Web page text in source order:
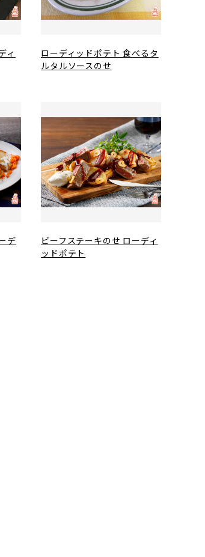
ィ
ローディッドポテト 食べるタ
ルタルソースのせ
デ
ビーフステーキのせ ローディ
ッドポテト